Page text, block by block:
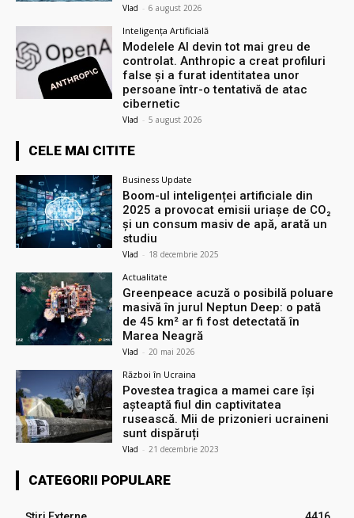
Vlad - 6 august 2026
Inteligența Artificială
Modelele AI devin tot mai greu de
controlat. Anthropic a creat profiluri
false și a furat identitatea unor
persoane într-o tentativă de atac
cibernetic
Vlad - 5 august 2026
CELE MAI CITITE
Business Update
Boom-ul inteligenței artificiale din
2025 a provocat emisii uriașe de CO₂
și un consum masiv de apă, arată un
studiu
Vlad - 18 decembrie 2025
Actualitate
Greenpeace acuză o posibilă poluare
masivă în jurul Neptun Deep: o pată
de 45 km² ar fi fost detectată în
Marea Neagră
Vlad - 20 mai 2026
Război în Ucraina
Povestea tragica a mamei care își
așteaptă fiul din captivitatea
rusească. Mii de prizonieri ucraineni
sunt dispăruți
Vlad - 21 decembrie 2023
CATEGORII POPULARE